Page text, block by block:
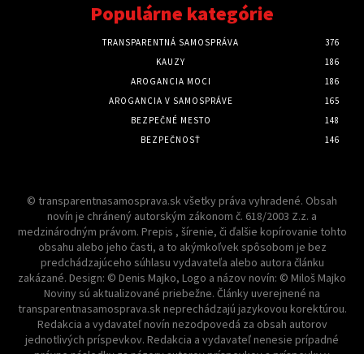
Populárne kategórie
TRANSPARENTNÁ SAMOSPRÁVA
376
KAUZY
186
AROGANCIA MOCI
186
AROGANCIA V SAMOSPRÁVE
165
BEZPEČNÉ MESTO
148
BEZPEČNOSŤ
146
© transparentnasamosprava.sk všetky práva vyhradené. Obsah
novín je chránený autorským zákonom č. 618/2003 Z.z. a
medzinárodným právom. Prepis , šírenie, či ďalšie kopírovanie tohto
obsahu alebo jeho časti, a to akýmkoľvek spôsobom je bez
predchádzajúceho súhlasu vydavateľa alebo autora článku
zakázané. Design: © Denis Majko, Logo a názov novín: © Miloš Majko
Noviny sú aktualizované priebežne. Články uverejnené na
transparentnasamosprava.sk neprechádzajú jazykovou korektúrou.
Redakcia a vydavateľ novín nezodpovedá za obsah autorov
jednotlivých príspevkov. Redakcia a vydavateľ nenesie prípadné